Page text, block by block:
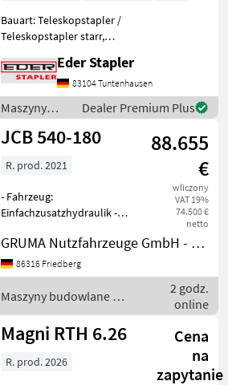
Bauart: Teleskopstapler /
Teleskopstapler starr,
Hubhöhe: 9600mm,
Bauhöhe: 2990mm,
Gabellänge: 2400mm,
Bereifung vorne: Luft ,
Bereifung hinten:
Eder Stapler
83104 Tuntenhausen
Maszyny
budowlane /
Manitou
Dealer Premium Plus
JCB 540-180
88.655
€
wliczony
VAT 19%
74.500 €
netto
R. prod. 2021
- Fahrzeug:
Einfachzusatzhydraulik -
Einfachzusatzhydraulik -
Gabelträger - Gabelträger
Schnellwechseleinrichtung
mit mech. Verriegelung -
GRUMA Nutzfahrzeuge GmbH - Staplertechnik
86316 Friedberg
Maszyny budowlane /
JCB
2 godz.
online
Magni RTH 6.26
Cena
na
zapytanie
R. prod. 2026